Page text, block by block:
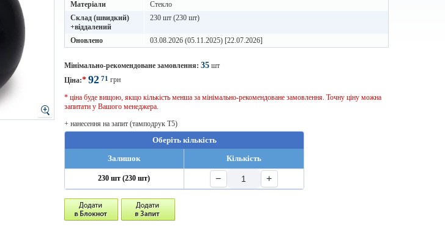
Матеріали
Стекло
Склад (швидкий)
+віддалений
230 шт (230 шт)
Оновлено 03.08.2026 (05.11.2025) [22.07.2026]
Мінімально-рекомендоване замовлення: 35 шт
Ціна:* 92 71 грн
* ціна буде вищою, якщо кількість менша за мінімально-рекомендоване замовлення. Точну ціну можна
запитати у Вашого менеджера.
+ нанесення на запит (тамподрук T5)
Оберіть кількість
Залишок
Кількість
230 шт (230 шт) − +